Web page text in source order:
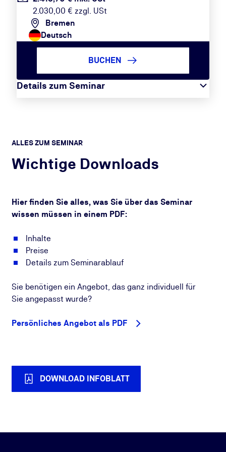
2.030,00 € zzgl. USt
Bremen
Deutsch
Details zum Seminar
BUCHEN
ALLES ZUM SEMINAR
Wichtige Downloads
Hier finden Sie alles, was Sie über das Seminar
wissen müssen in einem PDF:
Inhalte
Preise
Details zum Seminarablauf
Sie benötigen ein Angebot, das ganz individuell für
Sie angepasst wurde?
Persönliches Angebot als PDF
DOWNLOAD INFOBLATT